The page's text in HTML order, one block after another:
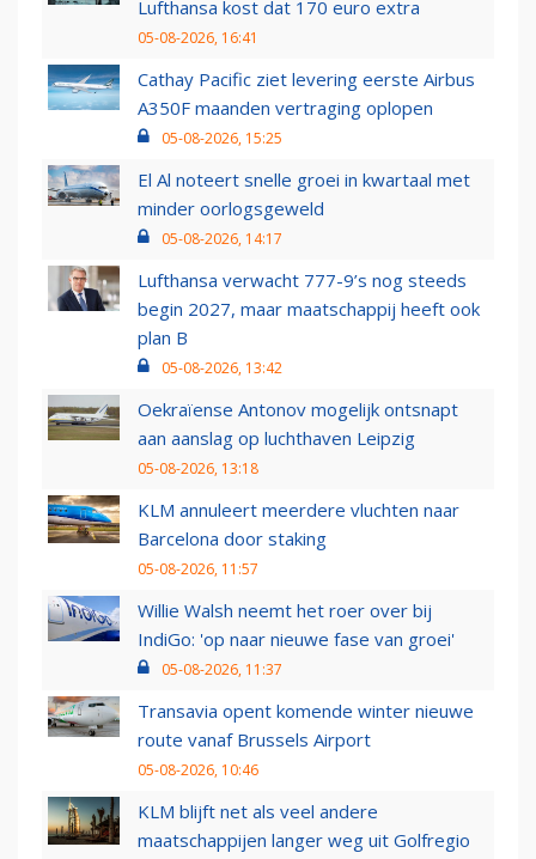
Lufthansa kost dat 170 euro extra
05-08-2026, 16:41
Cathay Pacific ziet levering eerste Airbus
A350F maanden vertraging oplopen
05-08-2026, 15:25
El Al noteert snelle groei in kwartaal met
minder oorlogsgeweld
05-08-2026, 14:17
Lufthansa verwacht 777-9’s nog steeds
begin 2027, maar maatschappij heeft ook
plan B
05-08-2026, 13:42
Oekraïense Antonov mogelijk ontsnapt
aan aanslag op luchthaven Leipzig
05-08-2026, 13:18
KLM annuleert meerdere vluchten naar
Barcelona door staking
05-08-2026, 11:57
Willie Walsh neemt het roer over bij
IndiGo: 'op naar nieuwe fase van groei'
05-08-2026, 11:37
Transavia opent komende winter nieuwe
route vanaf Brussels Airport
05-08-2026, 10:46
KLM blijft net als veel andere
maatschappijen langer weg uit Golfregio